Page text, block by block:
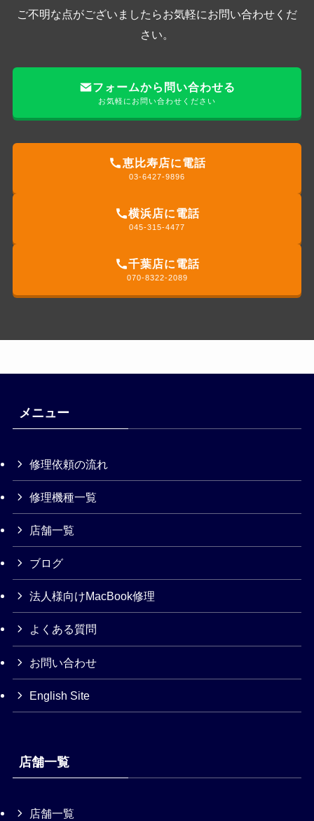
ご不明な点がございましたらお気軽にお問い合わせくだ
さい。
フォームから問い合わせる
お気軽にお問い合わせください
恵比寿店に電話
03-6427-9896
横浜店に電話
045-315-4477
千葉店に電話
070-8322-2089
メニュー
修理依頼の流れ
修理機種一覧
店舗一覧
ブログ
法人様向けMacBook修理
よくある質問
お問い合わせ
English Site
店舗一覧
店舗一覧